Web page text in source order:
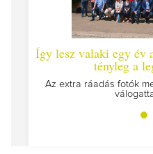
Így lesz valaki egy év
tényleg a
Az extra ráadás fotók